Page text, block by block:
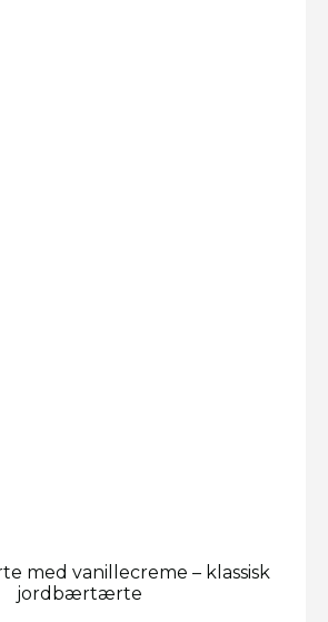
med vanillecreme – klassisk
jordbærtærte